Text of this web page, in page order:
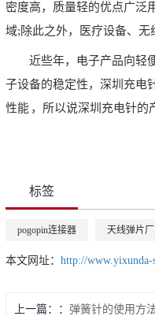
密度高，质量轻的优点广泛
域;除此之外，医疗设备、
近些年，电子产品向轻
子设备的稳定性，深圳充电
性能 ，所以说深圳充电针
标签
pogopin连接器 天线弹片
本文网址： http://www.yixunda-
上一篇： 弹簧针的使用方